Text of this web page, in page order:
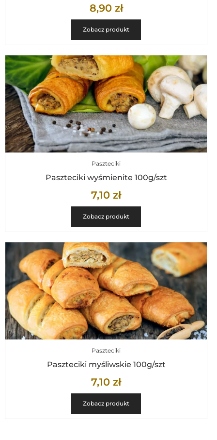
8,90 zł
Zobacz produkt
Paszteciki
Paszteciki wyśmienite 100g/szt
7,10 zł
Zobacz produkt
Paszteciki
Paszteciki myśliwskie 100g/szt
7,10 zł
Zobacz produkt